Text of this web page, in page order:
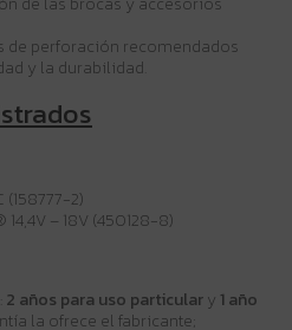
de perforación recomendados
y la durabilidad.
2)
– 18V (450128-8)
2 años para uso particulary 1 año
la ofrece el fabricante;